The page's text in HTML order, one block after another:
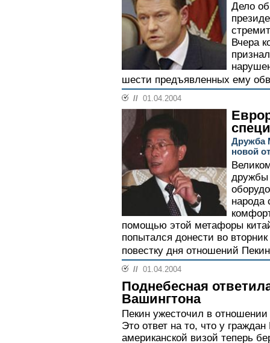
Дело
Вчера
шести предъявленных ему
// 01.04.2004
Дружба
новой
дружбы
народа
помощью этой метафоры
попытался донести во
повестку дня отношений
// 01.04.2004
Поднебесная
Вашингтона
Пекин ужесточил в
Это ответ на то, что у
американской визой теперь